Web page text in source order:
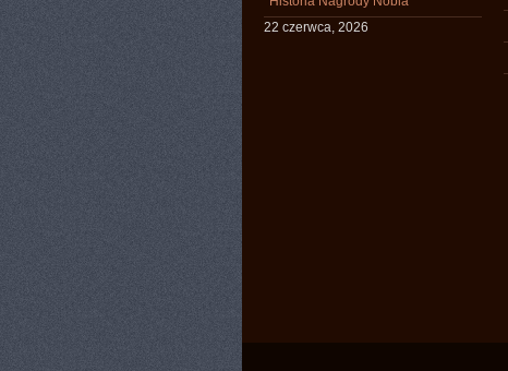
22 czerwca, 2026